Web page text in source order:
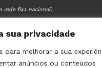
sua privacidade
para melhorar a sua
anúncios ou conteúdos
rede fixa nacional)
rede móvel nacional)